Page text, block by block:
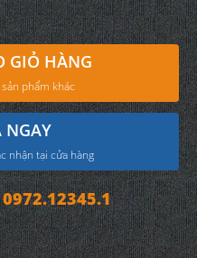
GIỎ HÀNG
phẩm khác
NGAY
nhận tại cửa hàng